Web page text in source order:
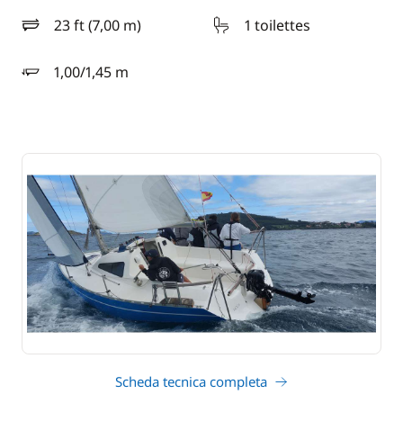
23 ft (7,00 m)
lunghezza 1 toilettes
1,00/1,45 m
pescaggio
Scheda tecnica completa